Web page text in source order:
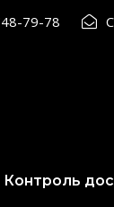
79-78
Контроль